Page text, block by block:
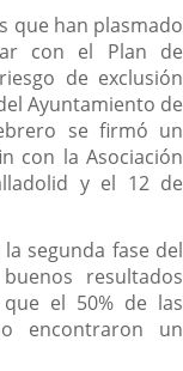
que han plasmado
con el Plan de
de exclusión
Ayuntamiento de
se firmó un
con la Asociación
y el 12 de
segunda fase del
resultados
el 50% de las
encontraron un